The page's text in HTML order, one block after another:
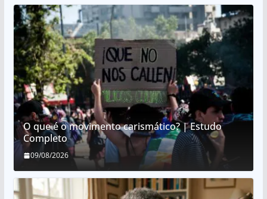
O que é o movimento carismático? | Estudo
Completo
09/08/2026